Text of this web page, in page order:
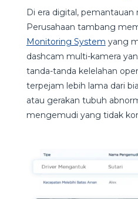
Di era digital,
Perusahaan tambang
Monitoring System yang
dashcam multi-kamera
tanda-tanda kelelahan
terpejam lebih lama dari
atau gerakan tubuh
mengemudi yang tidak